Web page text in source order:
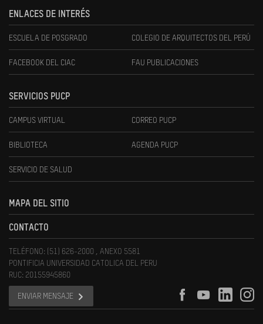
ENLACES DE INTERÉS
ESCUELA DE POSGRADO COLEGIO DE ARQUITECTOS DEL PERÚ
FACEBOOK DEL CIAC FAU PUBLICACIONES
SERVICIOS PUCP
CAMPUS VIRTUAL CORREO PUCP
BIBLIOTECA AGENDA PUCP
SERVICIO DE SALUD
MAPA DEL SITIO
CONTACTO
TELÉFONO: (51) 626-2000 , ANEXO 5581
PONTIFICIA UNIVERSIDAD CATOLICA DEL PERU
RUC: 20155945860
ENVIAR MENSAJE